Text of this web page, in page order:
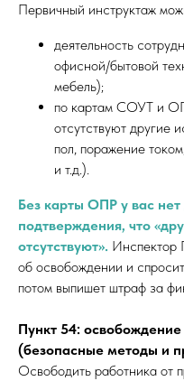
Первичный инструктаж
деятельность
офисной/бытовой
мебель);
по картам СОУТ и
отсутствуют другие
пол, поражение
и т.д.).
Без карты ОПР у вас
подтверждения, что
отсутствуют». Инспектор
об освобождении и
потом выпишет штраф за
Пункт 54:
(безопасные методы и
Освободить работника от